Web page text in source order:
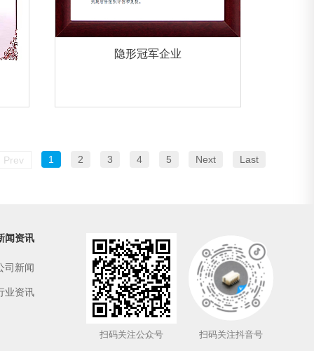
隐形冠军企业
Prev 1 2 3 4 5 Next Last
闻资讯
司新闻
业资讯
扫码关注公众号 扫码关注抖音号